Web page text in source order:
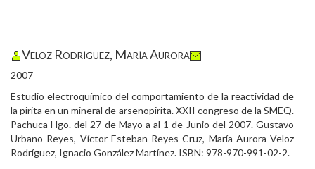
Veloz Rodríguez, María Aurora
2007
Estudio electroquímico del comportamiento de la reactividad de
la pirita en un mineral de arsenopirita. XXII congreso de la SMEQ.
Pachuca Hgo. del 27 de Mayo a al 1 de Junio del 2007. Gustavo
Urbano Reyes, Víctor Esteban Reyes Cruz, María Aurora Veloz
Rodríguez, Ignacio González Martínez. ISBN: 978-970-991-02-2.